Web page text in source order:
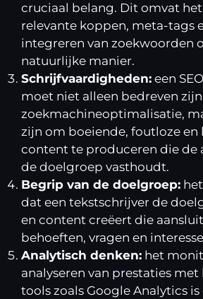
cruciaal belang. Dit omvat
relevante koppen, meta-tags
integreren van zoekwoorden
natuurlijke manier.
Schrijfvaardigheden: een
moet niet alleen bedreven
zoekmachineoptimalisatie,
zijn om boeiende, foutloze en
content te produceren die de
de doelgroep vasthoudt.
Begrip van de doelgroep:
dat een tekstschrijver de
en content creëert die
behoeften, vragen en
Analytisch denken: het
analyseren van prestaties met
tools zoals Google Analytics